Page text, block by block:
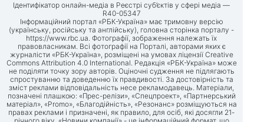
Ідентифікатор онлайн-медіа в Реєстрі суб’єктів у сфері медіа —
R40-05347
Інформаційний портал «РБК-Україна» має тримовну версію
(українську, російську та англійську), головна сторінка порталу -
https://www.rbc.ua. Фотографії, зображення належать їх
правовласникам. Всі фотографії на Порталі, авторами яких є
журналісти «РБК-Україна», розміщені на умовах ліцензії Creative
Commons Attribution 4.0 International. Редакція «РБК-Україна» може
не поділяти точку зору авторів. Оціночні судження не підлягають
спростуванню та доведенню їх правдивості. За достовірність та
зміст реклами відповідальність несе рекламодавець. Матеріали,
позначені плашкою: «Прес-релізи», «Спецпроект», «Партнерський
матеріал», «Promo», «Благодійність», «Резонанс» розміщуються на
правах реклами і призначені, як правило, для осіб, які досягли 21-